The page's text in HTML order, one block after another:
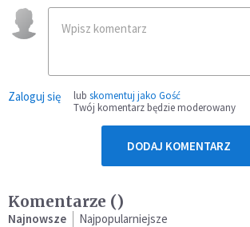
Zaloguj się lub skomentuj jako Gość
Twój komentarz będzie moderowany
DODAJ KOMENTARZ
Komentarze ()
Najnowsze Najpopularniejsze